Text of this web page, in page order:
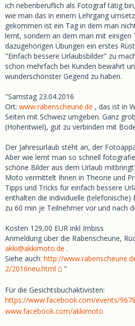
ich nebenberuflich als Fotograf tätig
wie man das in einem Lehrgang
gekommen ist ein Tag in dem man
lernt, sondern an dem man mit einigen
dazugehörigen Übungen ein erstes
"Einfach bessere Urlaubsbilder" zu
schon mehrfach bei Kunden bewährt
wunderschönster Gegend zu haben.
"Samstag 23.04.2016
Ort: www.rabenscheune.de , das ist in
Seiten mit Schweiz umgeben. Ganz
(Hohentwiel), gut zu verbinden mit
Der Jahresurlaub steht an, der
Aber wie lernt man so schnell
schöne Bilder aus dem Urlaub
Moto vermittelt Ihnen in Theorie und
Tipps und Tricks für einfach bessere
enthalten die individuelle (telefonische)
zu 60 min je Teilnehmer vor und nach
Kosten 129,00 EUR inkl Imbiss
Anmeldung über die Rabenscheune,
akki@akkimoto.de .
Siehe auch: http://
2/2016neu.html
"
Für die Gesichtsbuchaktivisten:
https://www.facebook.com/events/
www.facebook.com/akkimoto